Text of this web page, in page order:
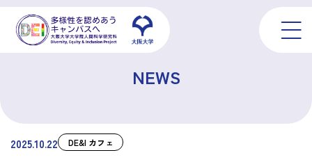
NEWS
2025.10.22 DE&I カフェ